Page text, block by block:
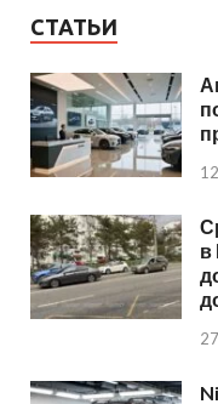
СТАТЬИ
в